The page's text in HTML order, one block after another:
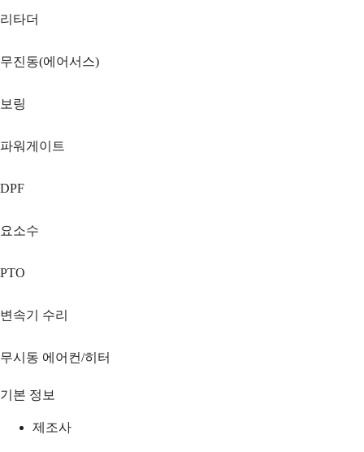
리타더
무진동(에어서스)
보링
파워게이트
DPF
요소수
PTO
변속기 수리
무시동 에어컨/히터
기본 정보
제조사